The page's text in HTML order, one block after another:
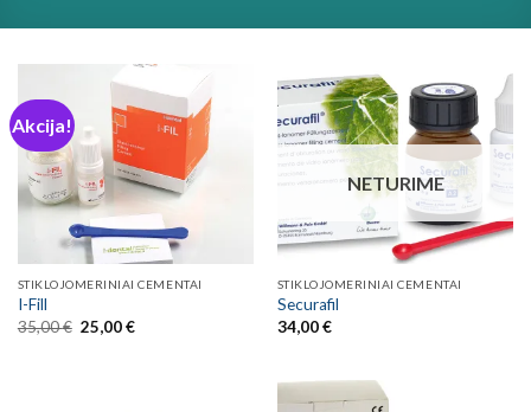
Akcija!
STIKLOJOMERINIAI CEMENTAI
I-Fill
35,00€ Original
price
25,00€Current
NETURIME
STIKLOJOMERINIAI CEMENTAI
Securafil
34,00€